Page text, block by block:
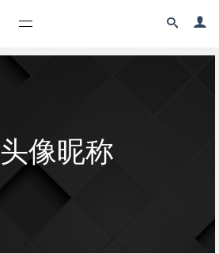
头像昵称